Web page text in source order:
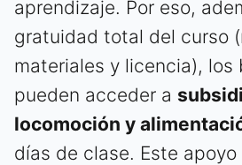
aprendizaje. Por eso,
gratuidad total del curso
materiales y licencia), los
pueden acceder a
locomoción y
días de clase. Este